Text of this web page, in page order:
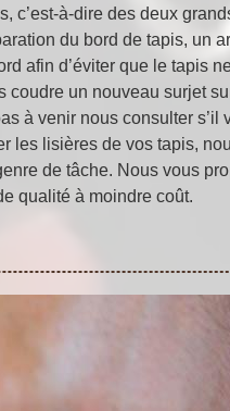
c’est-à-dire des deux
du bord de tapis, un
afin d’éviter que le tapis
coudre un nouveau surjet
à venir nous consulter s’il
les lisières de vos tapis,
de tâche. Nous vous
qualité à moindre coût.